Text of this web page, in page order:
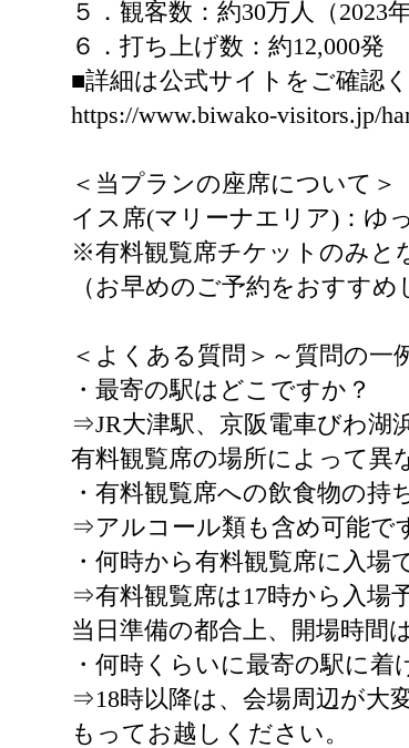
５．観客数：約30万人（2023年
６．打ち上げ数：約12,000発
■詳細は公式サイトをご確認
https://www.biwako-visitors.jp/
＜当プランの座席について＞
イス席(マリーナエリア)：ゆ
※有料観覧席チケットのみと
（お早めのご予約をおすすめ
＜よくある質問＞～質問の一
・最寄の駅はどこですか？
⇒JR大津駅、京阪電車びわ湖
有料観覧席の場所によって異
・有料観覧席への飲食物の持
⇒アルコール類も含め可能で
・何時から有料観覧席に入場
⇒有料観覧席は17時から入場
当日準備の都合上、開場時間
・何時くらいに最寄の駅に着
⇒18時以降は、会場周辺が大
もってお越しください。